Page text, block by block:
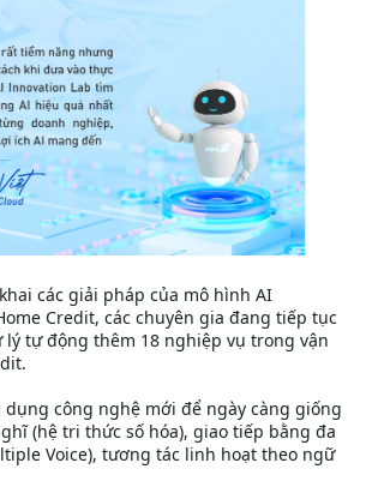
các giải pháp của mô hình AI
Credit, các chuyên gia đang tiếp tục
tự động thêm 18 nghiệp vụ trong vận
dụng công nghệ mới để ngày càng giống
(hệ tri thức số hóa), giao tiếp bằng đa
Voice), tương tác linh hoạt theo ngữ